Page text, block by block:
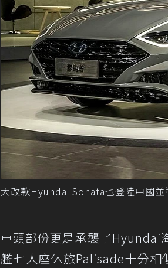
大改款Hyundai Sonata也登陸中國
車頭部份更是承襲了Hyundai
艦七人座休旅Palisade十分相